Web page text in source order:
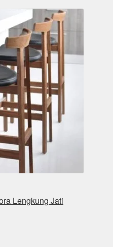
Lengkung Jati